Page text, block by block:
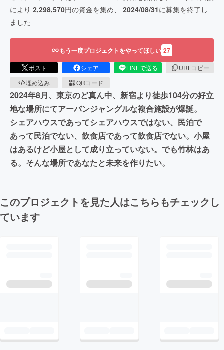
により 2,298,570円の資金を集め、 2024/08/31に募集を終了し
ました
もう一度プロジェクトをやってほしい 27
ポスト シェア LINEで送る
URLコピー
埋め込み
QRコード
2024年8月、東京のど真ん中、新宿より徒歩104分の好立
地な場所にてアーバンジャングルな複合施設が爆誕。
シェアハウスであってシェアハウスではない、民泊で
あって民泊でない、飲食店であって飲食店でない。小屋
はあるけど小屋として成り立っていない。でも竹林はあ
る。そんな場所であなたと未来を作りたい。
このプロジェクトを見た人はこちらもチェックし
ています